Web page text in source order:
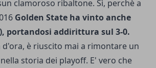
clamoroso ribaltone. Sì, perchè a
Golden State ha vinto anche
portandosi addirittura sul 3-0.
d'ora, è riuscito mai a rimontare un
storia dei playoff. E' vero che